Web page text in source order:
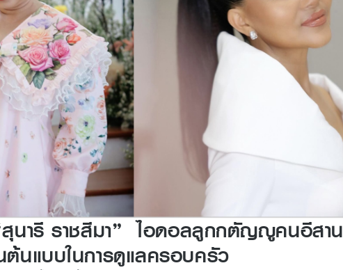
นารี ราชสีมา” ไอดอลลูกกตัญญูคนอีสาน
ต้นแบบในการดูแลครอบครัว